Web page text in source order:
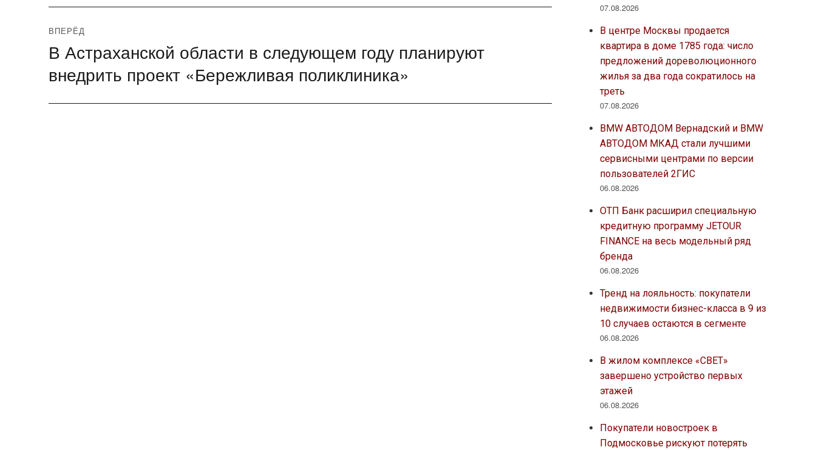
ВПЕРЁД
Следующая
В Астраханской области в следующем году планируют
внедрить проект «Бережливая поликлиника»
07.08.2026
В центре Москвы продается
квартира в доме 1785 года: число
предложений дореволюционного
жилья за два года сократилось на
треть
07.08.2026
BMW АВТОДОМ Вернадский и BMW
АВТОДОМ МКАД стали лучшими
сервисными центрами по версии
пользователей 2ГИС
06.08.2026
ОТП Банк расширил специальную
кредитную программу JETOUR
FINANCE на весь модельный ряд
бренда
06.08.2026
Тренд на лояльность: покупатели
недвижимости бизнес-класса в 9 из
10 случаев остаются в сегменте
06.08.2026
В жилом комплексе «СВЕТ»
завершено устройство первых
этажей
06.08.2026
Покупатели новостроек в
Подмосковье рискуют потерять